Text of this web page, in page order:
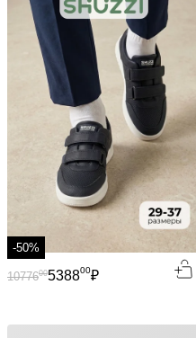
-50%
538800₽
1077600